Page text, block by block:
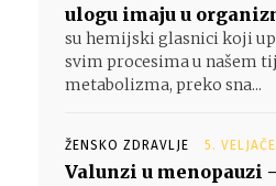
ulogu imaju u
su hemijski glasnici koji
svim procesima u našem
metabolizma, preko sna...
ŽENSKO ZDRAVLJE 5.
Valunzi u menopauzi